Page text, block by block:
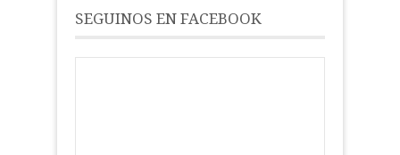
SEGUINOS EN FACEBOOK